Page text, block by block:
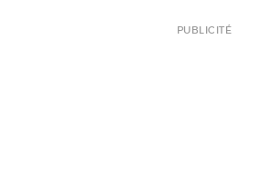
PUBLICITÉ